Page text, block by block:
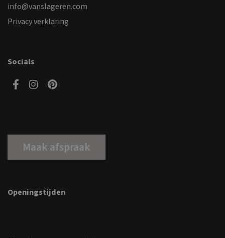
info@vanslageren.com
Privacy verklaring
Socials
Maak afspraak
Openingstijden